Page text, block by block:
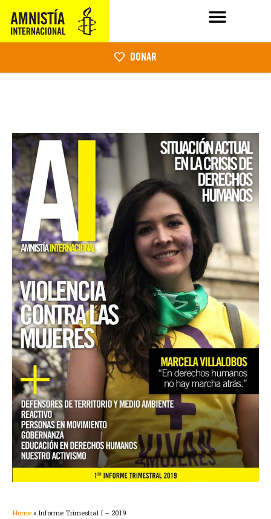
DONAR
Home » Informe Trimestral I – 2019